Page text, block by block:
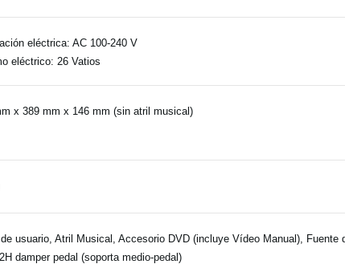
eléctrica: AC 100-240 V
eléctrico: 26 Vatios
x 389 mm x 146 mm (sin atril musical)
de usuario, Atril Musical, Accesorio DVD (incluye Vídeo Manual),
damper pedal (soporta medio-pedal)